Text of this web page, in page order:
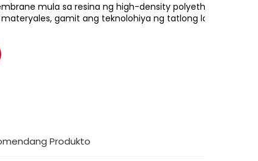
mula sa resina ng high-density polyethylene at
gamit ang teknolohiya ng tatlong layong co-
Produkto